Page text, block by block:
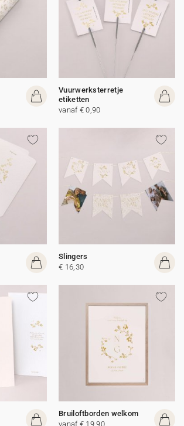
Vuurwerksterretje
etiketten
vanaf € 0,90
Slingers
€ 16,30
Bruiloftborden welkom
vanaf € 19,90